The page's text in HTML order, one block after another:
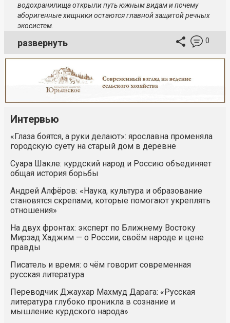
водохранилища открыли путь южным видам и почему
аборигенные хищники остаются главной защитой речных
экосистем.
развернуть 0
Интервью
«Глаза боятся, а руки делают»: ярославна променяла
городскую суету на старый дом в деревне
Суара Шакле: курдский народ и Россию объединяет
общая история борьбы
Андрей Алфёров: «Наука, культура и образование
становятся скрепами, которые помогают укреплять
отношения»
На двух фронтах: эксперт по Ближнему Востоку
Мирзад Хаджим — о России, своём народе и цене
правды
Писатель и время: о чём говорит современная
русская литература
Переводчик Джаухар Махмуд Дарага: «Русская
литература глубоко проникла в сознание и
мышление курдского народа»